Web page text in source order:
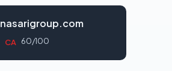
nasarigroup.com
CA 60/100